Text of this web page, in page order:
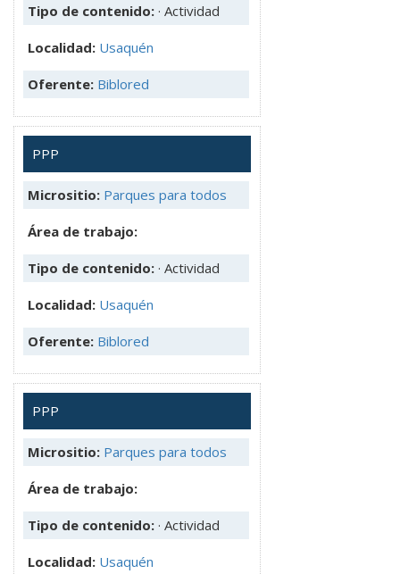
Tipo de contenido: · Actividad
Localidad: Usaquén
Oferente: Biblored
PPP
Micrositio: Parques para todos
Área de trabajo:
Tipo de contenido: · Actividad
Localidad: Usaquén
Oferente: Biblored
PPP
Micrositio: Parques para todos
Área de trabajo:
Tipo de contenido: · Actividad
Localidad: Usaquén